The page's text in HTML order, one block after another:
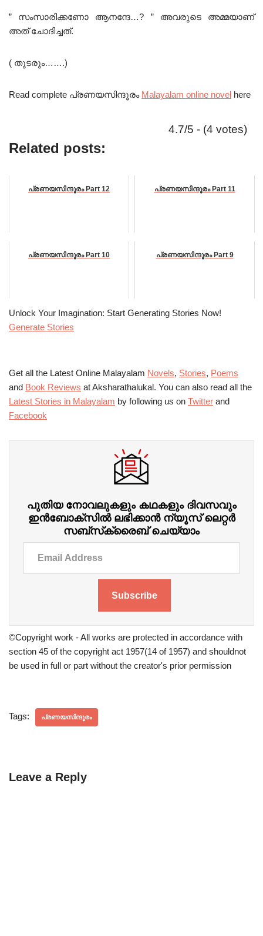
” സംസാരിക്കണോ ആനന്ദേ…? ” അവരുടെ അമ്മയാണ്
അത് ചോദിച്ചത്.
( തുടരും…….)
Read complete പ്രണയസിന്ദൂരം Malayalam online novel here
4.7/5 - (4 votes)
Related posts:
പ്രണയസിന്ദൂരം Part 12 പ്രണയസിന്ദൂരം Part 11
പ്രണയസിന്ദൂരം Part 10 പ്രണയസിന്ദൂരം Part 9
Unlock Your Imagination: Start Generating Stories Now!
Generate Stories
Get all the Latest Online Malayalam Novels, Stories, Poems
and Book Reviews at Aksharathalukal. You can also read all the
Latest Stories in Malayalam by following us on Twitter and
Facebook
പുതിയ നോവലുകളും കഥകളും ദിവസവും
ഇന്‍ബോക്‌സില്‍ ലഭിക്കാന്‍ ന്യൂസ് ലെറ്റർ
സബ്‌സ്‌ക്രൈബ് ചെയ്യാം
Subscribe
©Copyright work - All works are protected in accordance with
section 45 of the copyright act 1957(14 of 1957) and shouldnot
be used in full or part without the creator's prior permission
Tags: പ്രണയസിന്ദൂരം
Leave a Reply